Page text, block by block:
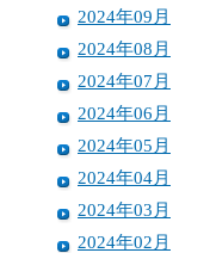
2024年09月
2024年08月
2024年07月
2024年06月
2024年05月
2024年04月
2024年03月
2024年02月